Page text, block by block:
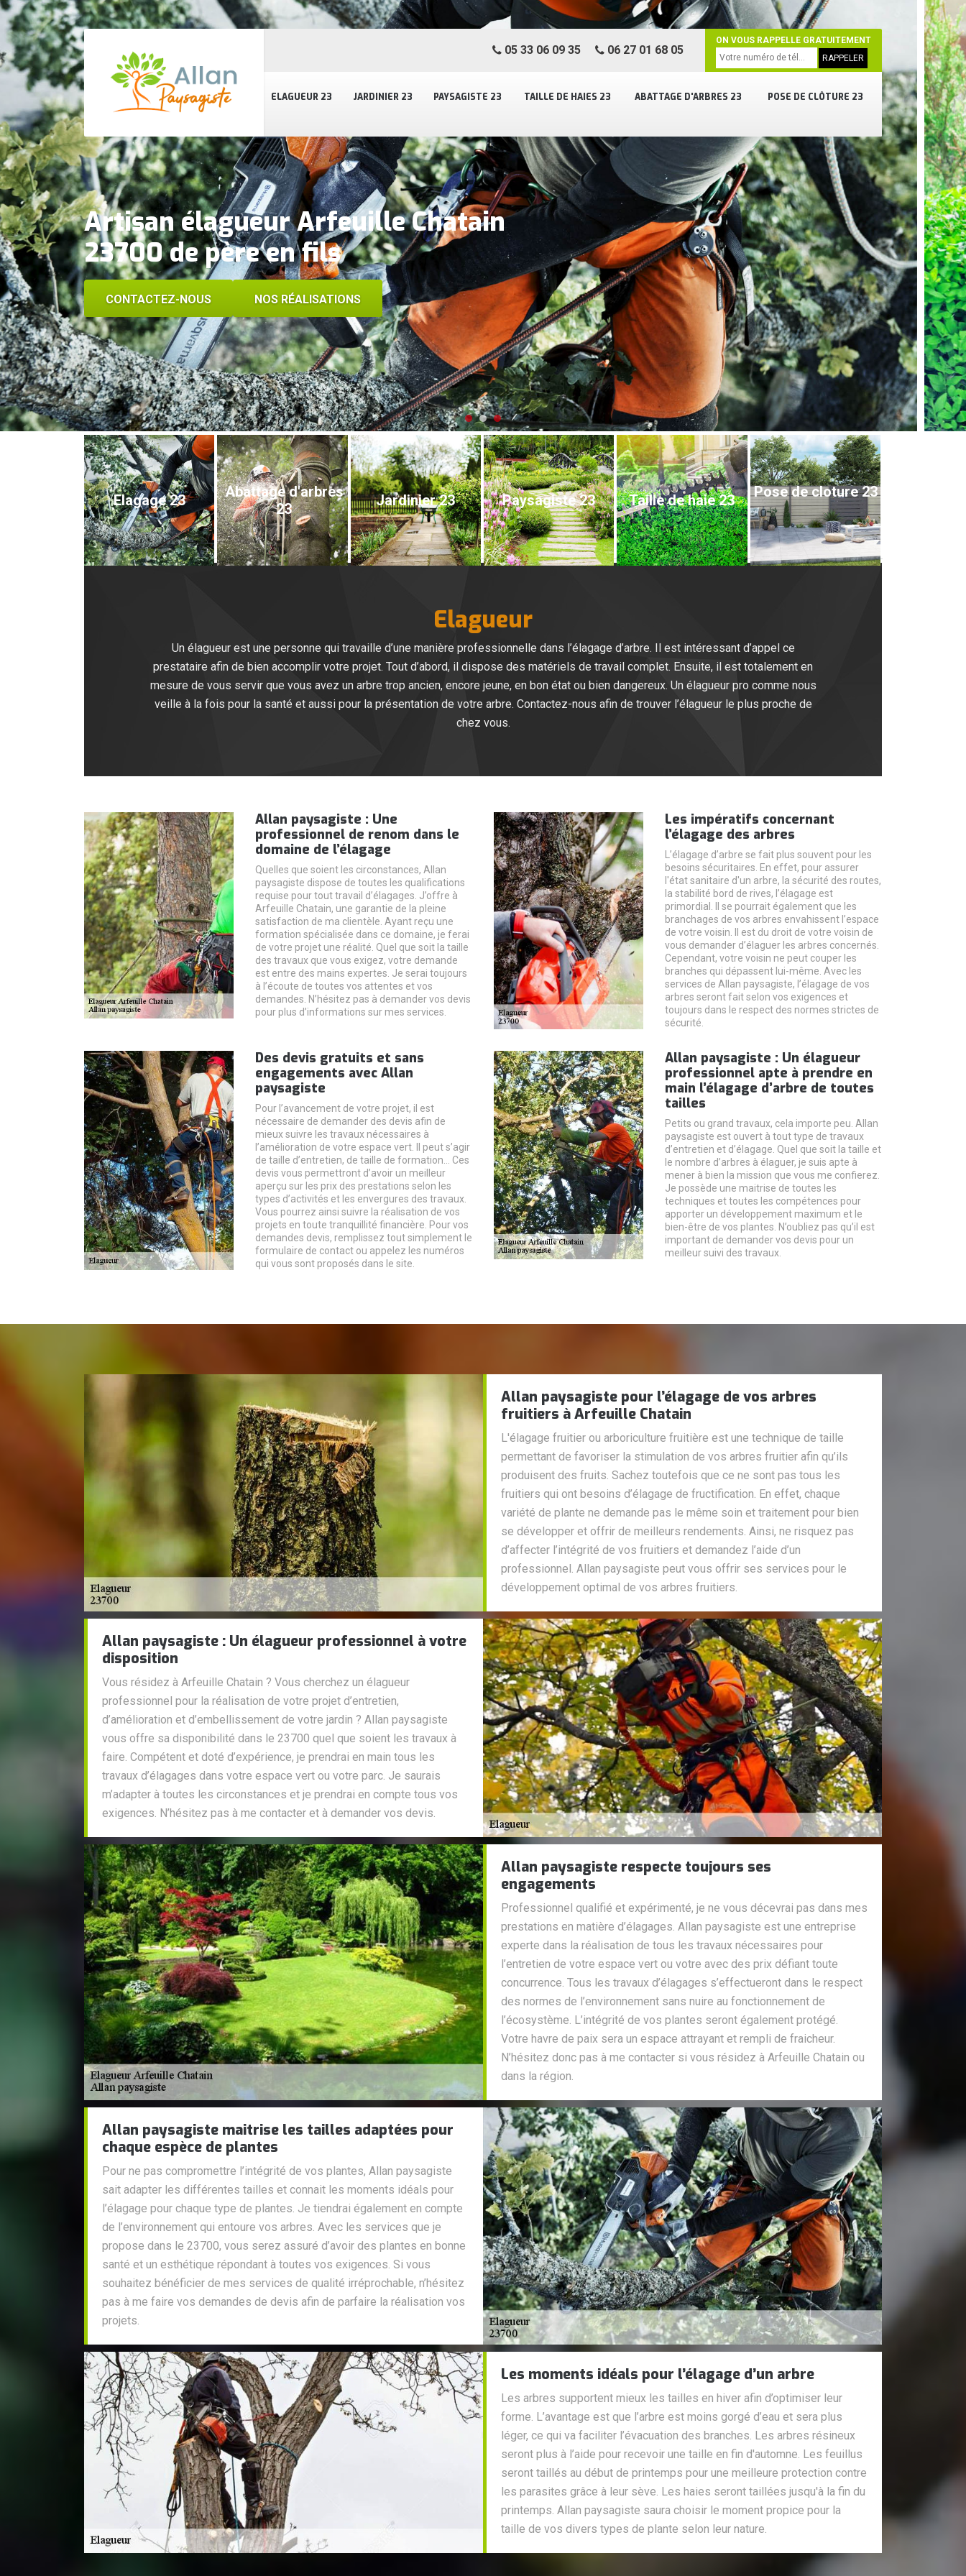
ELAGUEUR 23 JARDINIER 23 PAYSAGISTE 23 TAILLE DE HAIES 23 ABATTAGE D'ARBRES 23 POSE DE CLÔTURE 23
05 33 06 09 35 06 27 01 68 05
ON VOUS RAPPELLE GRATUITEMENT
Artisan élagueur Arfeuille Chatain
23700 de père en fils
CONTACTEZ-NOUS NOS RÉALISATIONS
Elagage 23
Abattage d'arbres
23
Jardinier 23 Paysagiste 23 Taille de haie 23 Pose de cloture 23
Elagueur
Un élagueur est une personne qui travaille d’une manière professionnelle dans l’élagage d’arbre. Il est intéressant d’appel ce
prestataire afin de bien accomplir votre projet. Tout d’abord, il dispose des matériels de travail complet. Ensuite, il est totalement en
mesure de vous servir que vous avez un arbre trop ancien, encore jeune, en bon état ou bien dangereux. Un élagueur pro comme nous
veille à la fois pour la santé et aussi pour la présentation de votre arbre. Contactez-nous afin de trouver l’élagueur le plus proche de
chez vous.
Allan paysagiste : Une
professionnel de renom dans le
domaine de l’élagage
Quelles que soient les circonstances, Allan
paysagiste dispose de toutes les qualifications
requise pour tout travail d’élagages. J’offre à
Arfeuille Chatain, une garantie de la pleine
satisfaction de ma clientèle. Ayant reçu une
formation spécialisée dans ce domaine, je ferai
de votre projet une réalité. Quel que soit la taille
des travaux que vous exigez, votre demande
est entre des mains expertes. Je serai toujours
à l’écoute de toutes vos attentes et vos
demandes. N’hésitez pas à demander vos devis
pour plus d’informations sur mes services.
Les impératifs concernant
l’élagage des arbres
L’élagage d’arbre se fait plus souvent pour les
besoins sécuritaires. En effet, pour assurer
l'état sanitaire d'un arbre, la sécurité des routes,
la stabilité bord de rives, l’élagage est
primordial. Il se pourrait également que les
branchages de vos arbres envahissent l’espace
de votre voisin. Il est du droit de votre voisin de
vous demander d’élaguer les arbres concernés.
Cependant, votre voisin ne peut couper les
branches qui dépassent lui-même. Avec les
services de Allan paysagiste, l’élagage de vos
arbres seront fait selon vos exigences et
toujours dans le respect des normes strictes de
sécurité.
Des devis gratuits et sans
engagements avec Allan
paysagiste
Pour l’avancement de votre projet, il est
nécessaire de demander des devis afin de
mieux suivre les travaux nécessaires à
l’amélioration de votre espace vert. Il peut s’agir
de taille d’entretien, de taille de formation… Ces
devis vous permettront d’avoir un meilleur
aperçu sur les prix des prestations selon les
types d’activités et les envergures des travaux.
Vous pourrez ainsi suivre la réalisation de vos
projets en toute tranquillité financière. Pour vos
demandes devis, remplissez tout simplement le
formulaire de contact ou appelez les numéros
qui vous sont proposés dans le site.
Allan paysagiste : Un élagueur
professionnel apte à prendre en
main l’élagage d’arbre de toutes
tailles
Petits ou grand travaux, cela importe peu. Allan
paysagiste est ouvert à tout type de travaux
d’entretien et d’élagage. Quel que soit la taille et
le nombre d’arbres à élaguer, je suis apte à
mener à bien la mission que vous me confierez.
Je possède une maitrise de toutes les
techniques et toutes les compétences pour
apporter un développement maximum et le
bien-être de vos plantes. N’oubliez pas qu’il est
important de demander vos devis pour un
meilleur suivi des travaux.
Allan paysagiste pour l’élagage de vos arbres
fruitiers à Arfeuille Chatain
L'élagage fruitier ou arboriculture fruitière est une technique de taille
permettant de favoriser la stimulation de vos arbres fruitier afin qu’ils
produisent des fruits. Sachez toutefois que ce ne sont pas tous les
fruitiers qui ont besoins d’élagage de fructification. En effet, chaque
variété de plante ne demande pas le même soin et traitement pour bien
se développer et offrir de meilleurs rendements. Ainsi, ne risquez pas
d’affecter l’intégrité de vos fruitiers et demandez l’aide d’un
professionnel. Allan paysagiste peut vous offrir ses services pour le
développement optimal de vos arbres fruitiers.
Allan paysagiste : Un élagueur professionnel à votre
disposition
Vous résidez à Arfeuille Chatain ? Vous cherchez un élagueur
professionnel pour la réalisation de votre projet d’entretien,
d’amélioration et d’embellissement de votre jardin ? Allan paysagiste
vous offre sa disponibilité dans le 23700 quel que soient les travaux à
faire. Compétent et doté d’expérience, je prendrai en main tous les
travaux d’élagages dans votre espace vert ou votre parc. Je saurais
m’adapter à toutes les circonstances et je prendrai en compte tous vos
exigences. N’hésitez pas à me contacter et à demander vos devis.
Allan paysagiste respecte toujours ses
engagements
Professionnel qualifié et expérimenté, je ne vous décevrai pas dans mes
prestations en matière d’élagages. Allan paysagiste est une entreprise
experte dans la réalisation de tous les travaux nécessaires pour
l’entretien de votre espace vert ou votre avec des prix défiant toute
concurrence. Tous les travaux d’élagages s’effectueront dans le respect
des normes de l’environnement sans nuire au fonctionnement de
l’écosystème. L’intégrité de vos plantes seront également protégé.
Votre havre de paix sera un espace attrayant et rempli de fraicheur.
N’hésitez donc pas à me contacter si vous résidez à Arfeuille Chatain ou
dans la région.
Allan paysagiste maitrise les tailles adaptées pour
chaque espèce de plantes
Pour ne pas compromettre l’intégrité de vos plantes, Allan paysagiste
sait adapter les différentes tailles et connait les moments idéals pour
l’élagage pour chaque type de plantes. Je tiendrai également en compte
de l’environnement qui entoure vos arbres. Avec les services que je
propose dans le 23700, vous serez assuré d’avoir des plantes en bonne
santé et un esthétique répondant à toutes vos exigences. Si vous
souhaitez bénéficier de mes services de qualité irréprochable, n’hésitez
pas à me faire vos demandes de devis afin de parfaire la réalisation vos
projets.
Les moments idéals pour l’élagage d’un arbre
Les arbres supportent mieux les tailles en hiver afin d’optimiser leur
forme. L’avantage est que l’arbre est moins gorgé d’eau et sera plus
léger, ce qui va faciliter l’évacuation des branches. Les arbres résineux
seront plus à l’aide pour recevoir une taille en fin d'automne. Les feuillus
seront taillés au début de printemps pour une meilleure protection contre
les parasites grâce à leur sève. Les haies seront taillées jusqu'à la fin du
printemps. Allan paysagiste saura choisir le moment propice pour la
taille de vos divers types de plante selon leur nature.